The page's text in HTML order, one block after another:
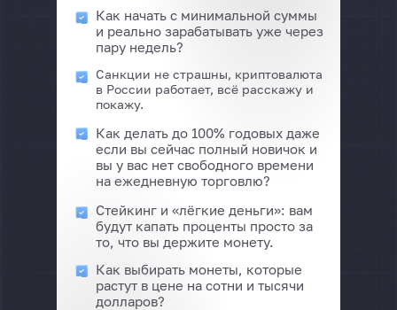
Санкции не страшны, криптовалюта
в России работает, всё расскажу и
покажу.
Как начать с минимальной суммы
и реально зарабатывать уже через
пару недель?
Стейкинг и «лёгкие деньги»: вам
будут капать проценты просто за
то, что вы держите монету.
Как делать до 100% годовых даже
если вы сейчас полный новичок и
вы у вас нет свободного времени
на ежедневную торговлю?
Как выбирать монеты, которые
растут в цене на сотни и тысячи
долларов?